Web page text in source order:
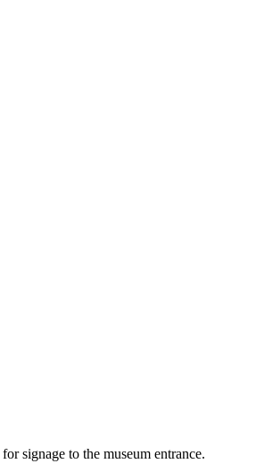
signage to the museum entrance.